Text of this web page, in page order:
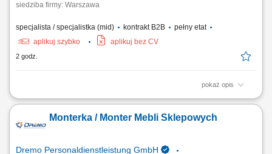
siedziba firmy: Warszawa
specjalista / specjalistka (mid) kontrakt B2B
pełny etat
aplikuj szybko
aplikuj bez CV
2 godz.
pokaż opis
Twój zakres obowiązków: Telefoniczna obsługa klientów polskich;
nami na rozmowy przez naszą stronę www; zawieranie umów z
klientami na realizację naszych usług; nadzorowanie płatności;
Monterka / Monter Mebli Sklepowych
Dremo Personaldienstleistung GmbH